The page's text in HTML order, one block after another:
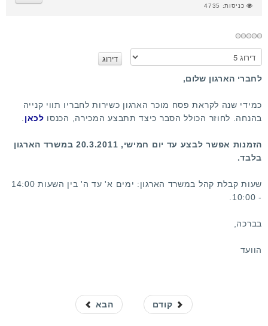
כניסות: 4735
נ
א
ר
לחברי הארגון שלום,
כמידי שנה לקראת פסח מוכר הארגון כשירות לחבריו תווי קנייה
בהנחה. לחוזר הכולל הסבר כיצד תתבצע המכירה, הכנסו לכאן
הזמנות אפשר לבצע עד יום חמישי, 20.3.2011 במשרד הארגון
בלבד.
שעות קבלת קהל במשרד הארגון: ימים א' עד ה' בין השעות 14:00
- 10:00.
בברכה,
הוועד
קודם הבא